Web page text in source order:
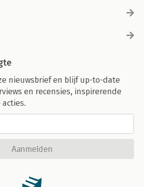
nieuwsbrief en blijf up-to-date
en recensies, inspirerende
Aanmelden